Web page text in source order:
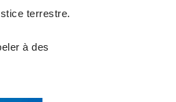
terrestre.
à des